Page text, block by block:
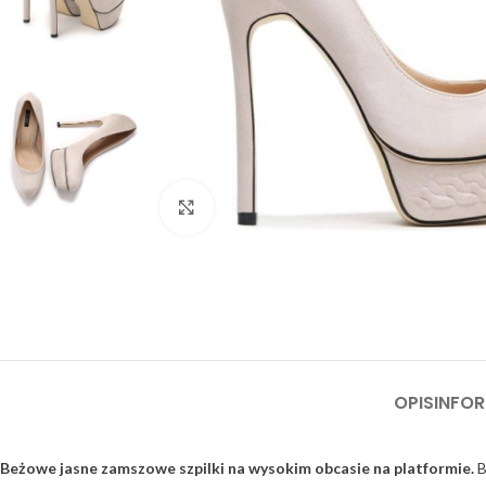
OPIS
Beżowe jasne zamszowe szpilki na wysokim obcasie na platformie.